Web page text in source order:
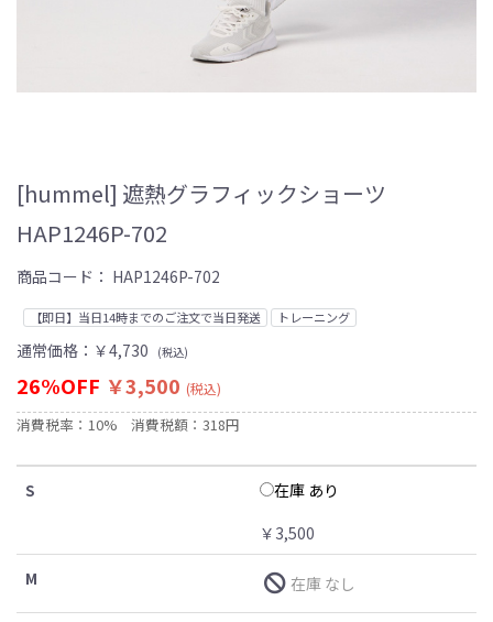
[hummel] 遮熱グラフィックショーツ
HAP1246P-702
商品コード： HAP1246P-702
【即日】当日14時までのご注文で当日発送 トレーニング
通常価格： ￥4,730 (税込)
26%OFF ￥3,500 (税込)
消費税率：10% 消費税額：318円
S
在庫 あり
￥3,500
M 在庫 なし